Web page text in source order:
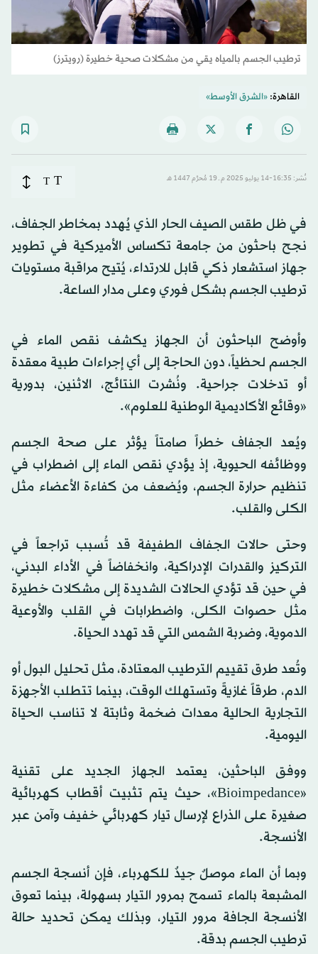
ترطيب الجسم بالمياه يقي من مشكلات صحية خطيرة (رويترز)
القاهرة:«الشرق الأوسط»
نُشر: 16:35-14 يوليو 2025 م ـ 19 مُحرَّم 1447 هـ T
T
في ظل طقس الصيف الحار الذي يُهدد بمخاطر الجفاف،
نجح باحثون من جامعة تكساس الأميركية في تطوير
جهاز استشعار ذكي قابل للارتداء، يُتيح مراقبة مستويات
ترطيب الجسم بشكل فوري وعلى مدار الساعة.
وأوضح الباحثون أن الجهاز يكشف نقص الماء في
الجسم لحظياً، دون الحاجة إلى أي إجراءات طبية معقدة
أو تدخلات جراحية. ونُشرت النتائج، الاثنين، بدورية
«وقائع الأكاديمية الوطنية للعلوم».
ويُعد الجفاف خطراً صامتاً يؤثر على صحة الجسم
ووظائفه الحيوية، إذ يؤدي نقص الماء إلى اضطراب في
تنظيم حرارة الجسم، ويُضعف من كفاءة الأعضاء مثل
الكلى والقلب.
وحتى حالات الجفاف الطفيفة قد تُسبب تراجعاً في
التركيز والقدرات الإدراكية، وانخفاضاً في الأداء البدني،
في حين قد تؤدي الحالات الشديدة إلى مشكلات خطيرة
مثل حصوات الكلى، واضطرابات في القلب والأوعية
الدموية، وضربة الشمس التي قد تهدد الحياة.
وتُعد طرق تقييم الترطيب المعتادة، مثل تحليل البول أو
الدم، طرقاً غازيةً وتستهلك الوقت، بينما تتطلب الأجهزة
التجارية الحالية معدات ضخمة وثابتة لا تناسب الحياة
اليومية.
ووفق الباحثين، يعتمد الجهاز الجديد على تقنية
«Bioimpedance»، حيث يتم تثبيت أقطاب كهربائية
صغيرة على الذراع لإرسال تيار كهربائي خفيف وآمن عبر
الأنسجة.
وبما أن الماء موصلٌ جيدٌ للكهرباء، فإن أنسجة الجسم
المشبعة بالماء تسمح بمرور التيار بسهولة، بينما تعوق
الأنسجة الجافة مرور التيار، وبذلك يمكن تحديد حالة
ترطيب الجسم بدقة.